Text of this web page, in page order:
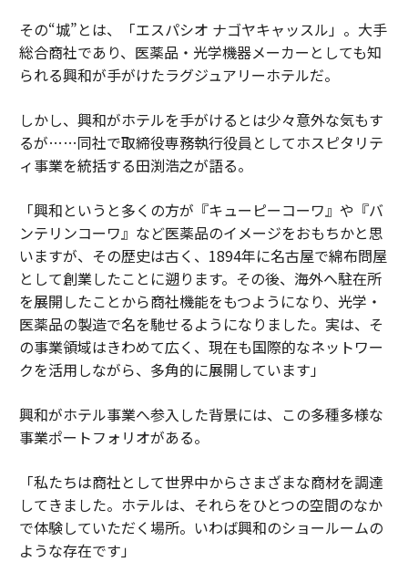
その“城”とは、「エスパシオ ナゴヤキャッスル」。大手
総合商社であり、医薬品・光学機器メーカーとしても知
られる興和が手がけたラグジュアリーホテルだ。
しかし、興和がホテルを手がけるとは少々意外な気もす
るが……同社で取締役専務執行役員としてホスピタリテ
ィ事業を統括する田渕浩之が語る。
「興和というと多くの方が『キューピーコーワ』や『バ
ンテリンコーワ』など医薬品のイメージをおもちかと思
いますが、その歴史は古く、1894年に名古屋で綿布問屋
として創業したことに遡ります。その後、海外へ駐在所
を展開したことから商社機能をもつようになり、光学・
医薬品の製造で名を馳せるようになりました。実は、そ
の事業領域はきわめて広く、現在も国際的なネットワー
クを活用しながら、多角的に展開しています」
興和がホテル事業へ参入した背景には、この多種多様な
事業ポートフォリオがある。
「私たちは商社として世界中からさまざまな商材を調達
してきました。ホテルは、それらをひとつの空間のなか
で体験していただく場所。いわば興和のショールームの
ような存在です」